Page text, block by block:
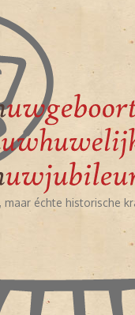
maar échte historische